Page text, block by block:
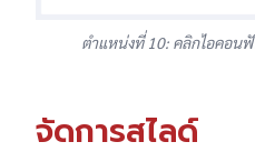
ตำแหน่งที่ 10: คลิกไอคอนฟั
จัดการสไลด์